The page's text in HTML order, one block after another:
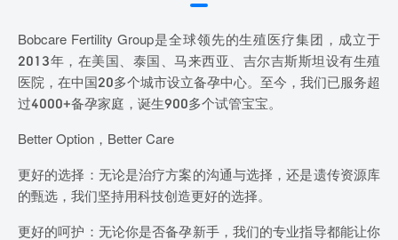
Bobcare Fertility Group是全球领先的生殖医疗集团，成立于
2013年，在美国、泰国、马来西亚、吉尔吉斯斯坦设有生殖
医院，在中国20多个城市设立备孕中心。至今，我们已服务超
过4000+备孕家庭，诞生900多个试管宝宝。
Better Option，Better Care
更好的选择：无论是治疗方案的沟通与选择，还是遗传资源库
的甄选，我们坚持用科技创造更好的选择。
更好的呵护：无论你是否备孕新手，我们的专业指导都能让你